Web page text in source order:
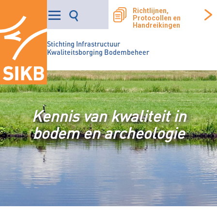
Stichting Infrastructuur
Kwaliteitsborging Bodembeheer
Richtlijnen,
Protocollen en
Handreikingen
Kennis van kwaliteit in
bodem en archeologie